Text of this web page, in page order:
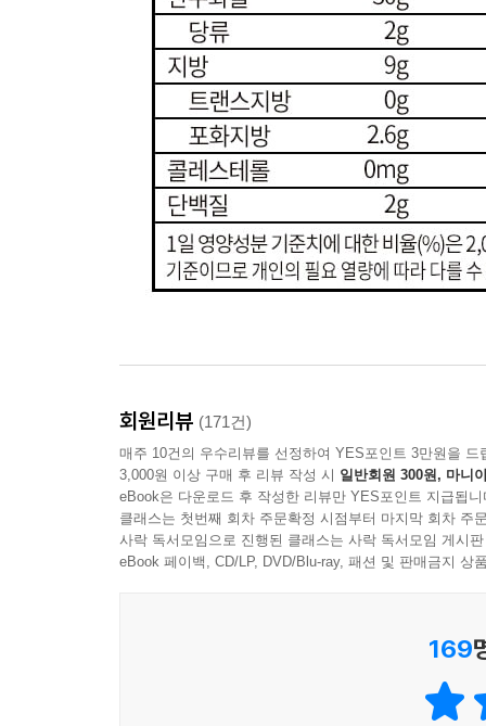
회원리뷰 (171건)
매주 10건의 우수리뷰를 선정하여 YES포인트 3만원을 드
3,000원 이상 구매 후 리뷰 작성 시 일반회원 300원, 마니
eBook은 다운로드 후 작성한 리뷰만 YES포인트 지급됩니
클래스는 첫번째 회차 주문확정 시점부터 마지막 회차 주
사락 독서모임으로 진행된 클래스는 사락 독서모임 게시
eBook 페이백, CD/LP, DVD/Blu-ray, 패션 및 판매금지 상
169